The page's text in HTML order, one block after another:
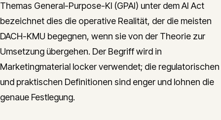
Themas General-Purpose-KI (GPAI) unter dem AI Act
bezeichnet dies die operative Realität, der die meisten
DACH-KMU begegnen, wenn sie von der Theorie zur
Umsetzung übergehen. Der Begriff wird in
Marketingmaterial locker verwendet; die regulatorischen
und praktischen Definitionen sind enger und lohnen die
genaue Festlegung.